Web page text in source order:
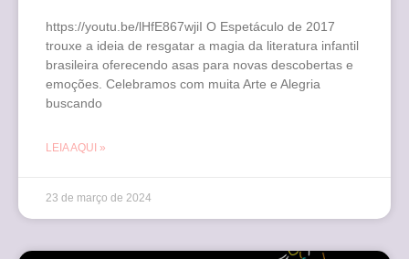
https://youtu.be/lHfE867wjiI O Espetáculo de 2017
trouxe a ideia de resgatar a magia da literatura infantil
brasileira oferecendo asas para novas descobertas e
emoções. Celebramos com muita Arte e Alegria
buscando
LEIA AQUI »
23 de março de 2024